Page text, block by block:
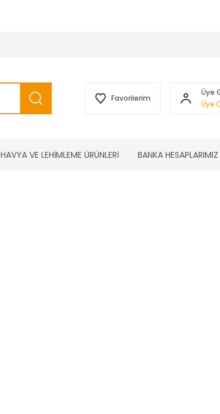
Favorilerim
Üye
Üye
HAVYA VE LEHİMLEME ÜRÜNLERİ BANKA HESAPLARIMIZ